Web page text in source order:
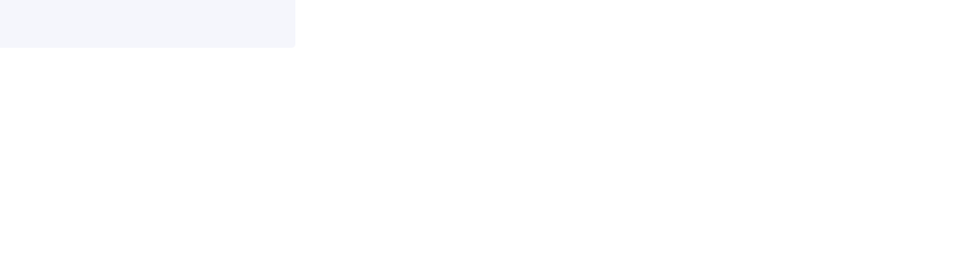
что на фоне применения ?-адреноблокаторов возможно
наследственной непереносимостью галактозы, дефицитом
варфарина.